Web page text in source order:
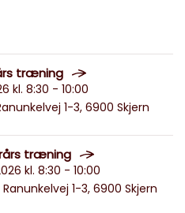
træning
kl. 8:30 - 10:00
1-3, 6900 Skjern
træning
kl. 8:30 - 10:00
1-3, 6900 Skjern